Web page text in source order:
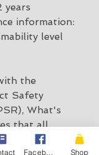
years
information:
level
the
Safety
What's
that all
offered
Shop